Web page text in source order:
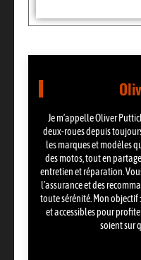
Je m’appelle Oliver
deux-roues depuis
les marques et modèles
des motos, tout en
entretien et réparation.
l’assurance et des
toute sérénité. Mon
et accessibles pour
soient sur